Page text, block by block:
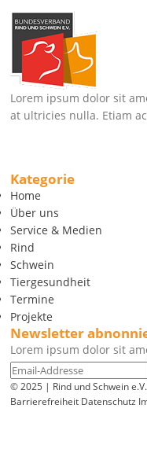
Lorem ipsum dolor sit
at ultricies nulla. Etiam
Kategorie
Home
Über uns
Service & Medien
Rind
Schwein
Tiergesundheit
Termine
Projekte
Newsletter
Lorem ipsum dolor sit
© 2025 | Rind und Schwein e.V.
Barrierefreiheit Datenschutz